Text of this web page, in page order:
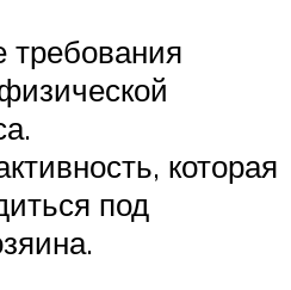
которая
под